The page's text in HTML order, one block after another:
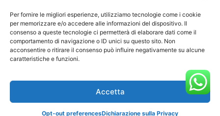
Per fornire le migliori esperienze, utilizziamo tecnologie come i cookie
per memorizzare e/o accedere alle informazioni del dispositivo. Il
consenso a queste tecnologie ci permetterà di elaborare dati come il
comportamento di navigazione o ID unici su questo sito. Non
acconsentire o ritirare il consenso può influire negativamente su alcune
caratteristiche e funzioni.
Accetta
Opt-out preferencesDichiarazione sulla Privacy
Follow Us
F
b
o
I
g
TCM Racing s.r.l.s. – Via Acque Alte, snc – 04100 Latina – P.Iva
03126380595 –Privacy Policy–Cookie Policy